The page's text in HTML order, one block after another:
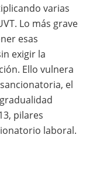
varias
Lo más grave
esas
exigir la
Ello vulnera
el
pilares
laboral.